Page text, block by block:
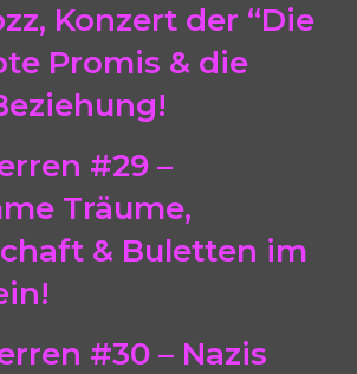
Konzert der “Die
Promis & die
#29 –
Träume,
& Buletten im
#30 – Nazis